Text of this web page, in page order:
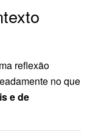
reflexão
no que
e de